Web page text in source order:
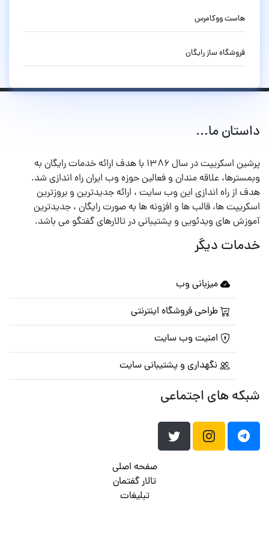
هاست ووکامرس
فروشگاه ساز رایگان
داستان ما...
پرشین اسکریپت در سال ۱۳۸۶ با هدف ارائه خدمات رایگان به
وبمسترها، علاقه مندان و فعالین حوزه وب ایران راه اندازی شد.
هدف از راه اندازی این وب سایت ، ارائه جدیدترین و بروزترین
اسکریپت ها، قالب ها و افزونه ها به صورت رایگان ، جدیدترین
آموزش های ویدئویی و پشتیبانی در تالارهای گفتگو می باشد.
خدمات دیگر
میزبانی وب
طراحی فروشگاه اینترنتی
امنیت وب سایت
نگهداری و پشتیبانی سایت
شبکه های اجتماعی
صفحه اصلی
تالار گفتمان
تبلیغات